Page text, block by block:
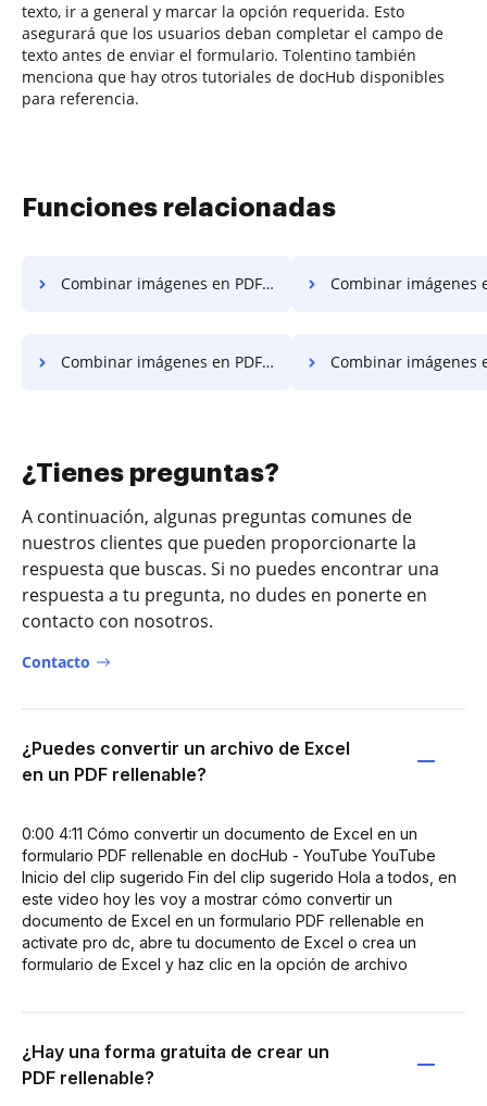
texto, ir a general y marcar la opción requerida. Esto
asegurará que los usuarios deban completar el campo de
texto antes de enviar el formulario. Tolentino también
menciona que hay otros tutoriales de docHub disponibles
para referencia.
Funciones relacionadas
Combinar imágenes en PDF en Motorola Combinar imágenes en PDF
Combinar imágenes en PDF en Xiaomi Combinar imágenes en PDF
¿Tienes preguntas?
A continuación, algunas preguntas comunes de
nuestros clientes que pueden proporcionarte la
respuesta que buscas. Si no puedes encontrar una
respuesta a tu pregunta, no dudes en ponerte en
contacto con nosotros.
Contacto
¿Puedes convertir un archivo de Excel
en un PDF rellenable?
0:00 4:11 Cómo convertir un documento de Excel en un
formulario PDF rellenable en docHub - YouTube YouTube
Inicio del clip sugerido Fin del clip sugerido Hola a todos, en
este video hoy les voy a mostrar cómo convertir un
documento de Excel en un formulario PDF rellenable en
activate pro dc, abre tu documento de Excel o crea un
formulario de Excel y haz clic en la opción de archivo
¿Hay una forma gratuita de crear un
PDF rellenable?